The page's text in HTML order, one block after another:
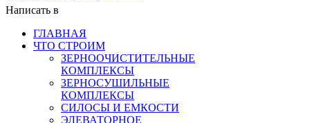
Написать в
ГЛАВНАЯ
ЧТО СТРОИМ
ЗЕРНООЧИСТИТЕЛЬНЫЕ
КОМПЛЕКСЫ
ЗЕРНОСУШИЛЬНЫЕ
КОМПЛЕКСЫ
СИЛОСЫ И ЕМКОСТИ
ЭЛЕВАТОРНОЕ